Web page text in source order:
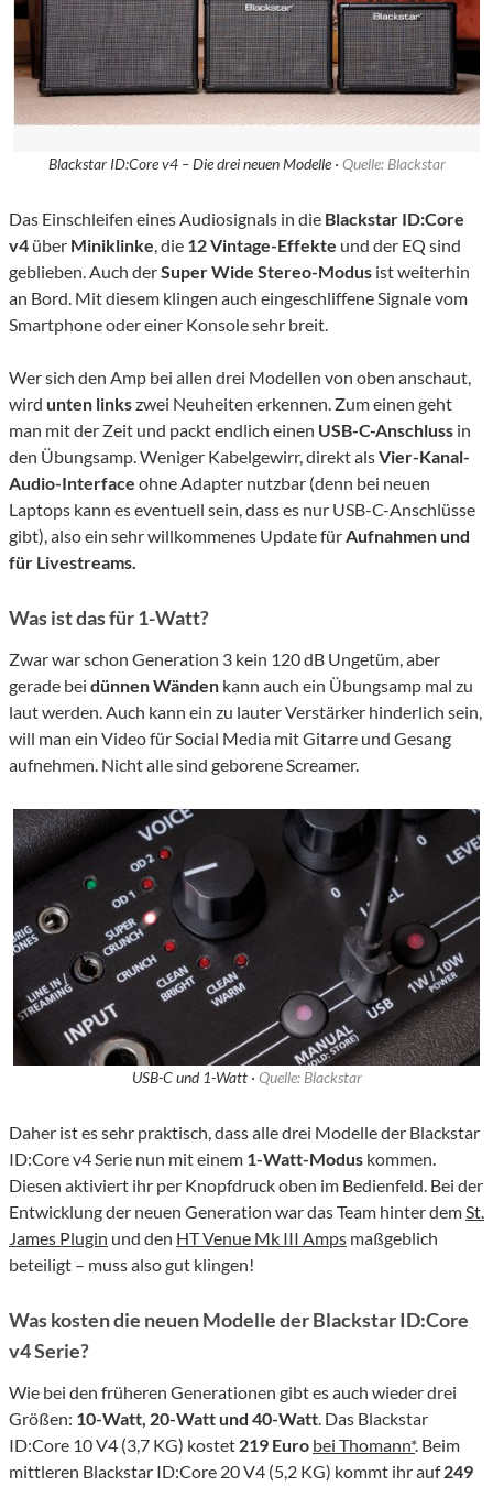
Blackstar ID:Core v4 – Die drei neuen Modelle · Quelle: Blackstar
Das Einschleifen eines Audiosignals in die Blackstar ID:Core
v4 über Miniklinke , die 12 Vintage-Effekte und der EQ sind
geblieben. Auch derSuper Wide Stereo-Modus ist weiterhin
an Bord. Mit diesem klingen auch eingeschliffene Signale vom
Smartphone oder einer Konsole sehr breit.
Wer sich den Amp bei allen drei Modellen von oben anschaut,
wird unten linkszwei Neuheiten erkennen. Zum einen geht
man mit der Zeit und packt endlich einen USB-C-Anschluss in
den Übungsamp. Weniger Kabelgewirr, direkt alsVier-Kanal-
Audio-Interface ohne Adapter nutzbar (denn bei neuen
Laptops kann es eventuell sein, dass es nur USB-C-Anschlüsse
gibt), also ein sehr willkommenes Update für Aufnahmen und
für Livestreams.
Was ist das für 1-Watt?
Zwar war schon Generation 3 kein 120 dB Ungetüm, aber
gerade bei dünnen Wänden kann auch ein Übungsamp mal zu
laut werden. Auch kann ein zu lauter Verstärker hinderlich sein,
will man ein Video für Social Media mit Gitarre und Gesang
aufnehmen. Nicht alle sind geborene Screamer.
USB-C und 1-Watt · Quelle: Blackstar
Daher ist es sehr praktisch, dass alle drei Modelle der Blackstar
ID:Core v4 Serie nun mit einem 1-Watt-Modus kommen.
Diesen aktiviert ihr per Knopfdruck oben im Bedienfeld. Bei der
Entwicklung der neuen Generation war das Team hinter demSt.
James Plugin und den HT Venue Mk III Amps maßgeblich
beteiligt – muss also gut klingen!
Was kosten die neuen Modelle der Blackstar ID:Core
v4 Serie?
Wie bei den früheren Generationen gibt es auch wieder drei
Größen: 10-Watt, 20-Watt und 40-Watt. Das Blackstar
ID:Core 10 V4 (3,7 KG) kostet 219 Euro bei Thomann*. Beim
mittleren Blackstar ID:Core 20 V4 (5,2 KG) kommt ihr auf249